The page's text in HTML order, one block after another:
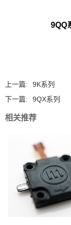
9QQ
上一篇:
9K系列
下一篇:
9QX系列
相关推荐